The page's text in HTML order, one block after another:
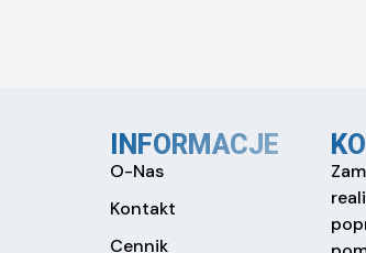
INFORMACJE
O-Nas
Kontakt
Cennik